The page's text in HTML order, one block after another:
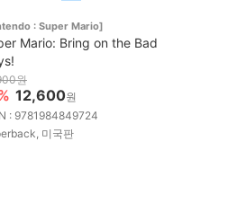
: Super Mario]
Mario: Bring on the Bad
원
12,600원
: 9781984849724
미국판